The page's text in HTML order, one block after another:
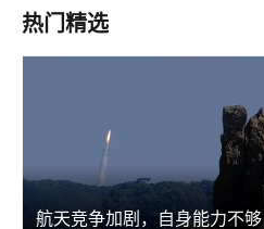
热门精选
航天竞争加剧，自身能力不